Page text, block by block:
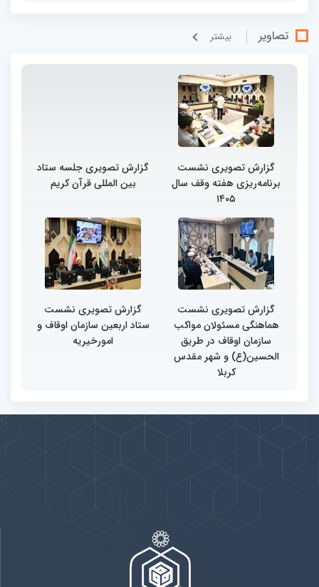
تصاویر بيشتر
گزارش تصویری نشست
برنامه‌ریزی هفته وقف سال
۱۴۰۵
گزارش تصویری جلسه ستاد
بین المللی قرآن کریم
گزارش تصویری نشست
هماهنگی مسئولان مواکب
سازمان اوقاف در طریق
الحسین(ع) و شهر مقدس
کربلا
گزارش تصویری نشست
ستاد اربعین سازمان اوقاف و
امورخیریه